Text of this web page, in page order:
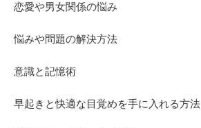
恋愛や男女関係の悩み
悩みや問題の解決方法
意識と記憶術
早起きと快適な目覚めを手に入れる方法